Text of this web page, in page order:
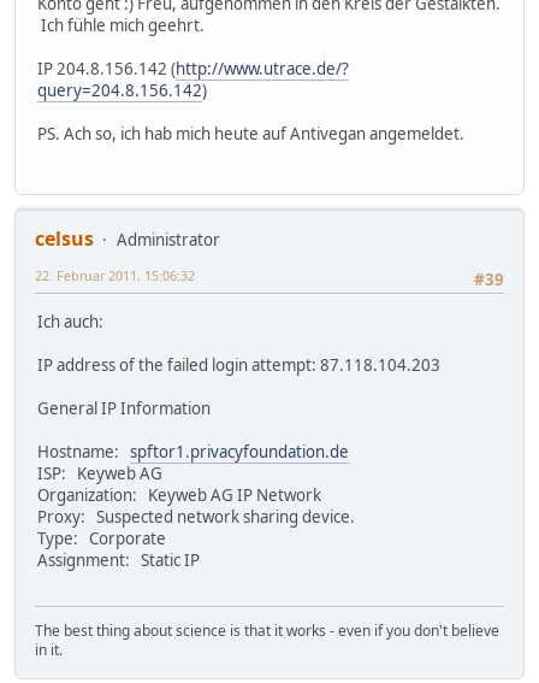
Ich fühle mich geehrt.
IP 204.8.156.142 (http://www.utrace.de/?
query=204.8.156.142)
PS. Ach so, ich hab mich heute auf Antivegan angemeldet.
celsus
Administrator
#39
22. Februar 2011, 15:06:32
Ich auch:
IP address of the failed login attempt: 87.118.104.203
General IP Information
Hostname: spftor1.privacyfoundation.de
ISP: Keyweb AG
Organization: Keyweb AG IP Network
Proxy: Suspected network sharing device.
Type: Corporate
Assignment: Static IP
The best thing about science is that it works - even if you don't believe
in it.